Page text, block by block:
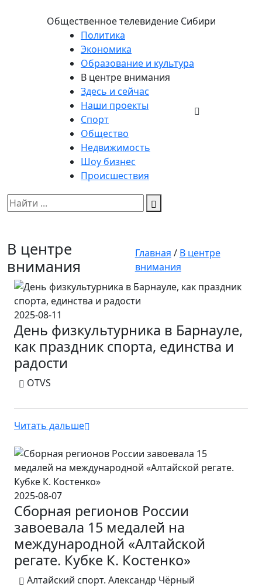
Общественное телевидение Сибири
Политика
Экономика
Образование и культура
В центре внимания
Здесь и сейчас
Наши проекты
Спорт
Общество
Недвижимость
Шоу бизнес
Происшествия
В центре
внимания
Главная / В центре
внимания
2025-08-11
День физкультурника в Барнауле,
как праздник спорта, единства и
радости
OTVS
Читать дальше
2025-08-07
Сборная регионов России
завоевала 15 медалей на
международной «Алтайской
регате. Кубке К. Костенко»
Алтайский спорт. Александр Чёрный